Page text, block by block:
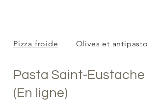
Pasta Saint-Eustache
(En ligne)
Pizza froide Olives et antipasto